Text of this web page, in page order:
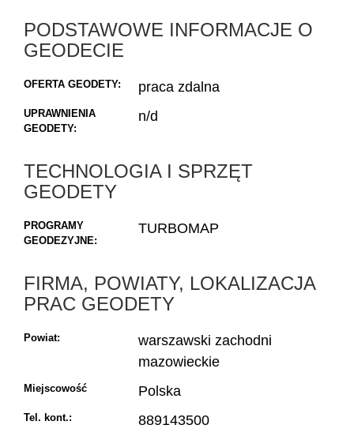
PODSTAWOWE INFORMACJE O
GEODECIE
OFERTA GEODETY: praca zdalna
UPRAWNIENIA
GEODETY:
n/d
TECHNOLOGIA I SPRZĘT
GEODETY
PROGRAMY
GEODEZYJNE:
TURBOMAP
FIRMA, POWIATY, LOKALIZACJA
PRAC GEODETY
Powiat:
warszawski zachodni
mazowieckie
Miejscowość Polska
Tel. kont.: 889143500